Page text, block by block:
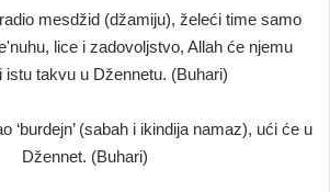
mesdžid (džamiju), želeći time samo
lice i zadovoljstvo, Allah će njemu
istu takvu u Džennetu. (Buhari)
‘burdejn’ (sabah i ikindija namaz), ući će u
Džennet. (Buhari)